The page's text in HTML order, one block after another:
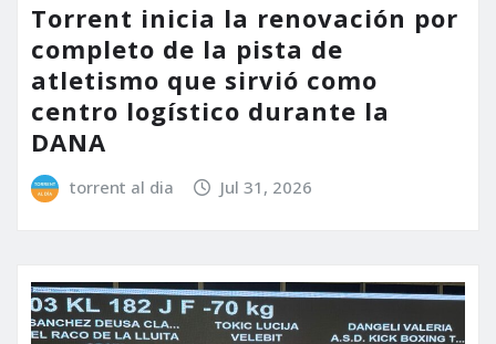
Torrent inicia la renovación por
completo de la pista de
atletismo que sirvió como
centro logístico durante la
DANA
torrent al dia Jul 31, 2026